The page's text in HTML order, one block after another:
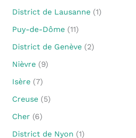
District de Lausanne(1)
Puy-de-Dôme(11)
District de Genève(2)
Nièvre(9)
Isère(7)
Creuse(5)
Cher (6)
District de Nyon (1)